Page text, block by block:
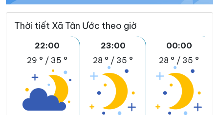
Thời tiết Xã Tân Ước theo giờ
22:00
29 ° / 35 °
23:00
28 ° / 35 °
00:00
28 ° / 35 °